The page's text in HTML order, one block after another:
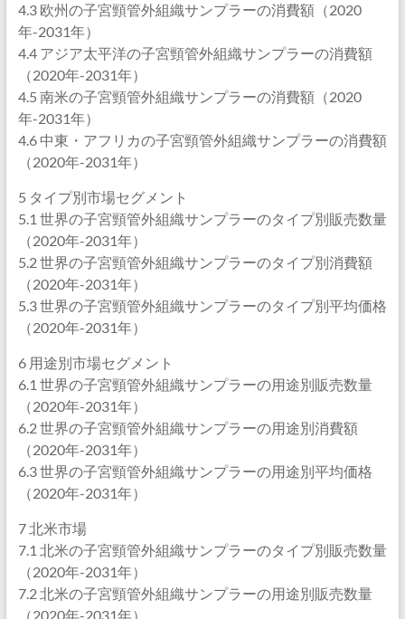
4.3 欧州の子宮頸管外組織サンプラーの消費額（2020
年-2031年）
4.4 アジア太平洋の子宮頸管外組織サンプラーの消費額
（2020年-2031年）
4.5 南米の子宮頸管外組織サンプラーの消費額（2020
年-2031年）
4.6 中東・アフリカの子宮頸管外組織サンプラーの消費額
（2020年-2031年）
5 タイプ別市場セグメント
5.1 世界の子宮頸管外組織サンプラーのタイプ別販売数量
（2020年-2031年）
5.2 世界の子宮頸管外組織サンプラーのタイプ別消費額
（2020年-2031年）
5.3 世界の子宮頸管外組織サンプラーのタイプ別平均価格
（2020年-2031年）
6 用途別市場セグメント
6.1 世界の子宮頸管外組織サンプラーの用途別販売数量
（2020年-2031年）
6.2 世界の子宮頸管外組織サンプラーの用途別消費額
（2020年-2031年）
6.3 世界の子宮頸管外組織サンプラーの用途別平均価格
（2020年-2031年）
7 北米市場
7.1 北米の子宮頸管外組織サンプラーのタイプ別販売数量
（2020年-2031年）
7.2 北米の子宮頸管外組織サンプラーの用途別販売数量
（2020年-2031年）